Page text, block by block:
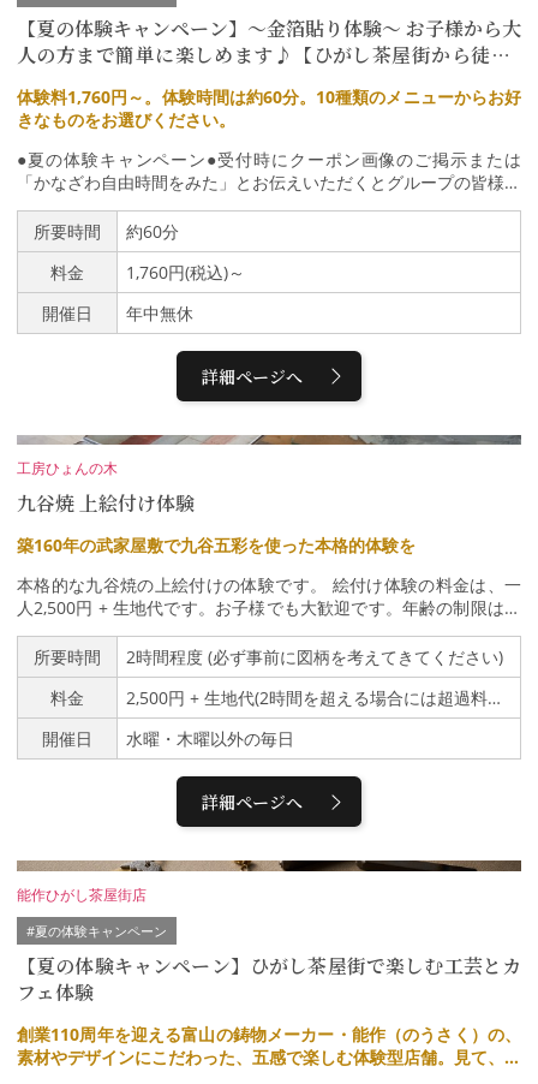
和菓子とともにゆったりと。日常を忘れる心豊かな時間をお過ごし
ください。
【夏の体験キャンペーン】～金箔貼り体験～ お子様から大
人の方まで簡単に楽しめます♪【ひがし茶屋街から徒歩3
体験料1,760円～。体験時間は約60分。10種類のメニューからお好
きなものをお選びください。
●夏の体験キャンペーン●受付時にクーポン画像のご掲示または
「かなざわ自由時間をみた」とお伝えいただくとグループの皆様分
の金箔貼り体験料を割引価格にてお楽しみいただけます。夏の思い
出作りに是非金箔貼り体験へお越しくださいませ♪期間：令和8年7
月4日（土）～ 8月23日（日）特典内容：グループ様の体験料の消
費税相当額を割引金沢と言えば「金箔」！ 金沢旅行の思い出に金
箔貼り体験をしてみませんか。ひがし茶屋街から徒歩3分、駐車場
あり。 ひがし茶屋街観光と併せてご利用ください♪体験料金は1,7
60円～。メニューは10種類。リーズナブルでお気軽に金箔貼り体
験を楽しめます。小さなお子様から大人の方まで簡単にお楽しみ頂
けます。(カッターを使いますので、お子様が使う際は保護者の方
がお手伝いをお願いします。)マスキングテープを使ってオリジナ
ルデザインで作成することができます。細かい作業が苦手な方は、
ステンシルや柄がくり抜かれたシールもご用意しております。体験
をご利用の方には、お買い物10％引クーポンをプレゼント！体験
後は、店内にて金箔のお土産さがしをお楽しみください♪また、体
できます。中々見られない貴重な瞬間をカメラに収めてみてくださ
ージャスなお手洗いとなっております。非日常的空間を是非ご体感
ください。
所要時間
約60分
料金
1,760円(税込)～
開催日
年中無休
詳細ページへ
九谷焼 上絵付け体験
工房ひょんの木
築160年の武家屋敷で九谷五彩を使った本格的体験を
本格的な九谷焼の上絵付けの体験です。 絵付け体験の料金は、一
人2,500円 + 生地代です。お子様でも大歓迎です。年齢の制限はご
ざいません。ただし、体験の見学はお断りしております。お子様の
体験の場合でも、同伴の方には一緒に体験することをお願いしてお
ります。 準備している生地(うつわ)からお好きなものを選び、自分
で実際に九谷焼の上絵付けをします。生地は盃・皿・ご飯茶碗・湯
呑・マグカップなど多数の形状と大きさのものをご用意しておりま
す。当日お好きなものをお選びください。生地代は300円〜1000円
る5色です。営業時間は10時から17時となっておりますので、その
時間内での体験となります。個人差はありますが、体験時間は2時
す)。描きたいものを事前に考えておくとスムーズに進みやすいで
作品は現地引取 あるいは着払いでのお届けとなります。着払いの
場合には荷物１個につき150円の梱包料をお願いします。 工房ひょ
んの木は 九谷焼の絵付工房です。武家屋敷として建てられた金澤
町家で、家屋と土塀が国の登録有形文化財となっており、家屋内
(工房と座敷部分)を見学することができます。また庭には樹齢200
所要時間
2時間程度 (必ず事前に図柄を考えてきてください)
料金
2,500円 + 生地代(2時間を超える場合には超過料金をいただきます)
開催日
水曜・木曜以外の毎日
詳細ページへ
【夏の体験キャンペーン】ひがし茶屋街で楽しむ工芸とカ
フェ体験
能作ひがし茶屋街店
#夏の体験キャンペーン
創業110周年を迎える富山の鋳物メーカー・能作（のうさく）の、
素材やデザインにこだわった、五感で楽しむ体験型店舗。見て、触